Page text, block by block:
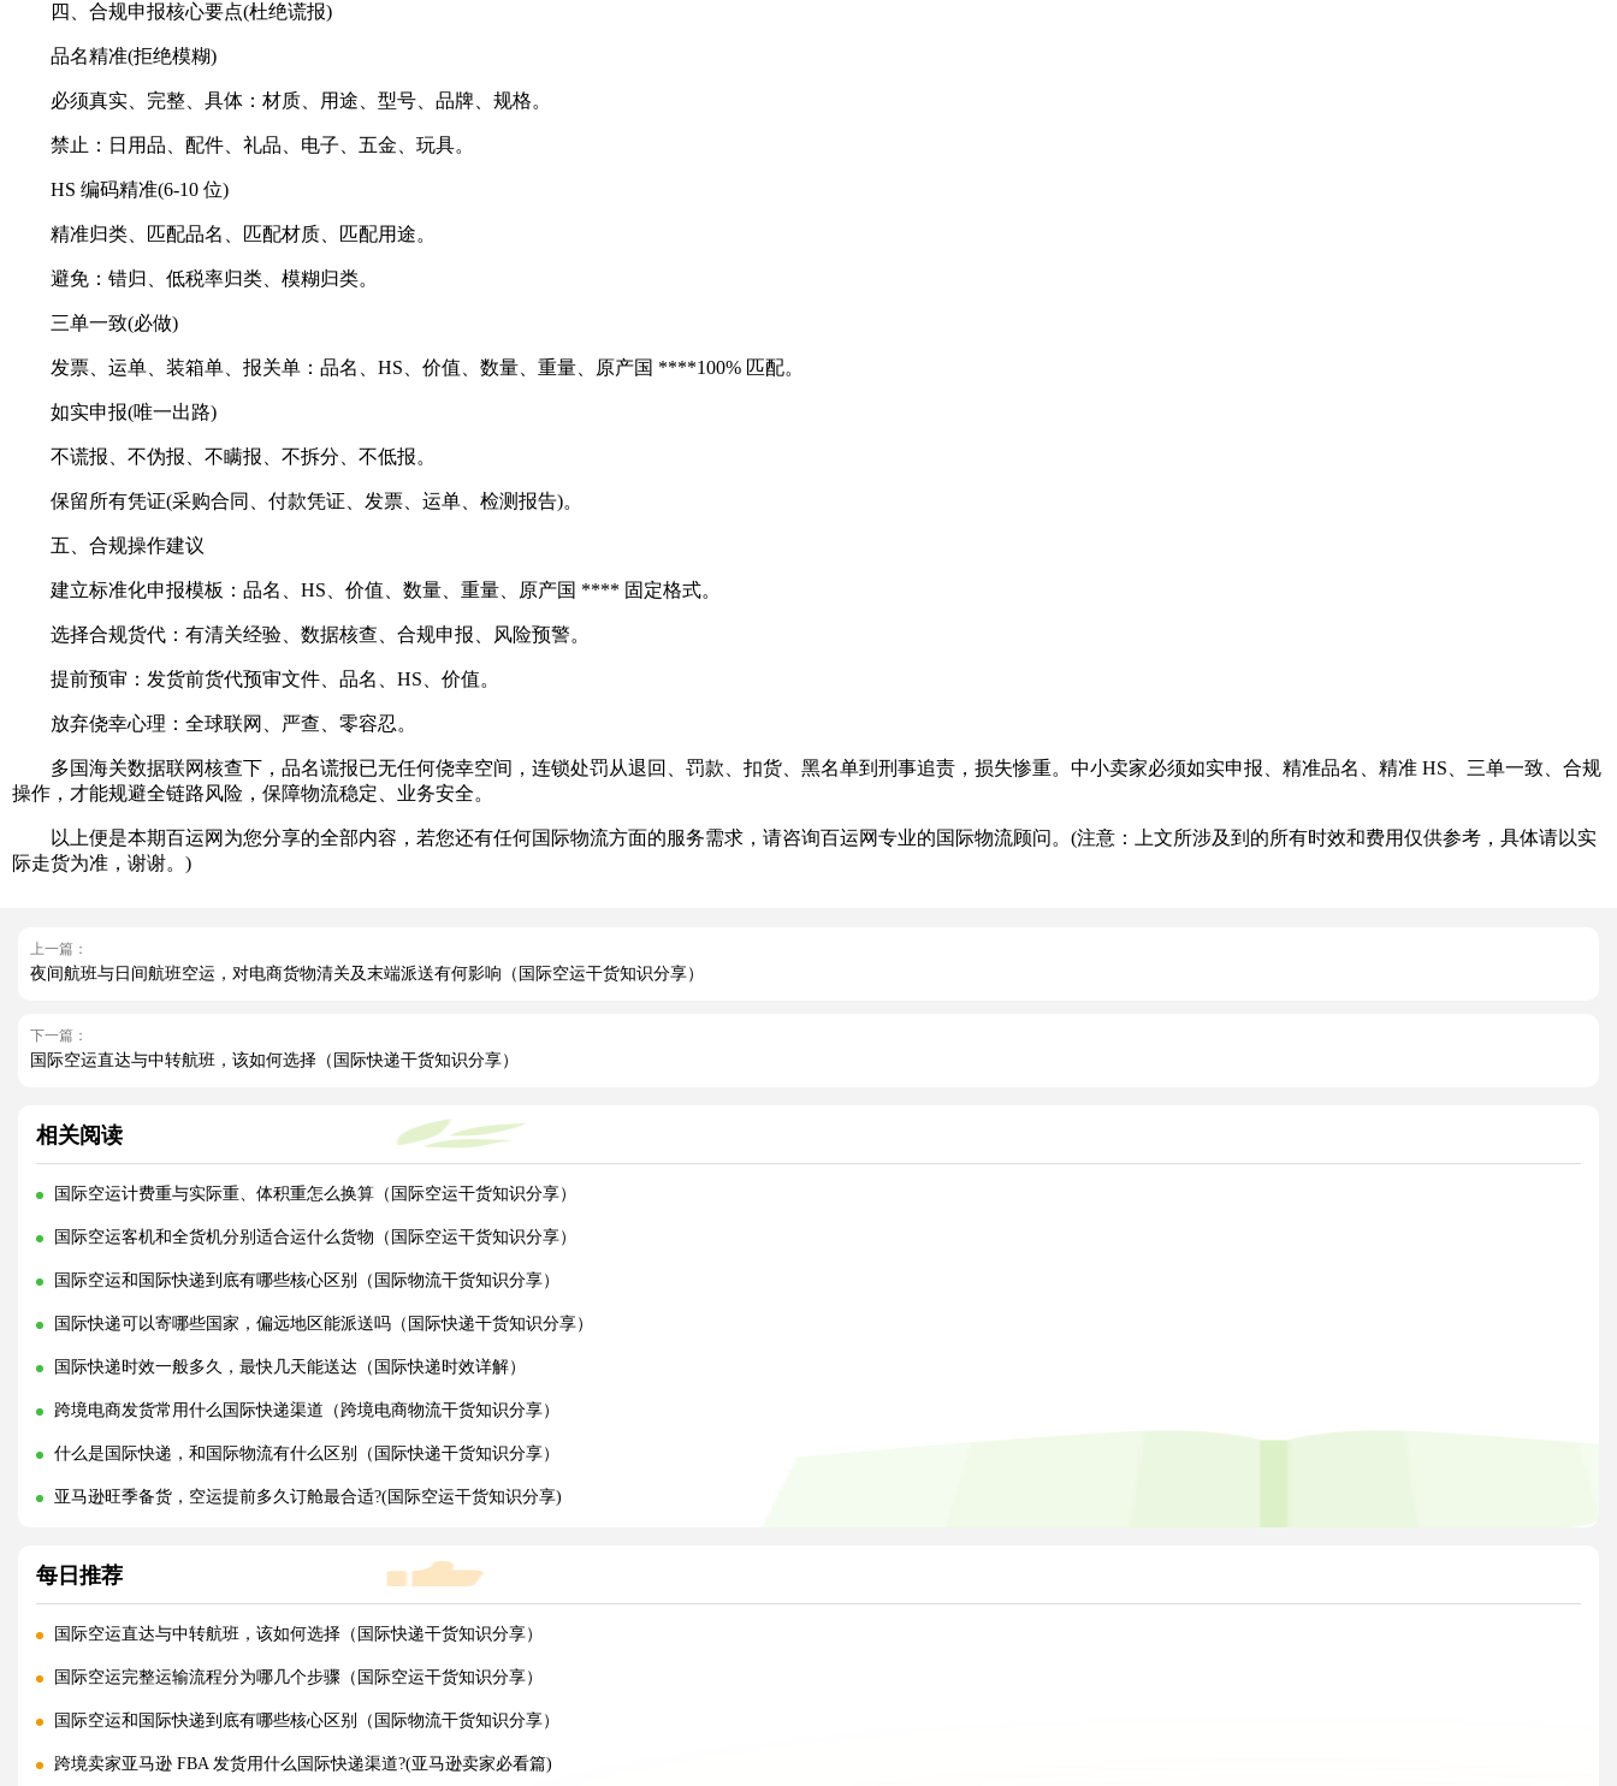
四、合规申报核心要点(杜绝谎报)
品名精准(拒绝模糊)
必须真实、完整、具体：材质、用途、型号、品牌、规格。
禁止：日用品、配件、礼品、电子、五金、玩具。
HS 编码精准(6-10 位)
精准归类、匹配品名、匹配材质、匹配用途。
避免：错归、低税率归类、模糊归类。
三单一致(必做)
发票、运单、装箱单、报关单：品名、HS、价值、数量、重量、原产国 ****100% 匹配。
如实申报(唯一出路)
不谎报、不伪报、不瞒报、不拆分、不低报。
保留所有凭证(采购合同、付款凭证、发票、运单、检测报告)。
五、合规操作建议
建立标准化申报模板：品名、HS、价值、数量、重量、原产国 **** 固定格式。
选择合规货代：有清关经验、数据核查、合规申报、风险预警。
提前预审：发货前货代预审文件、品名、HS、价值。
放弃侥幸心理：全球联网、严查、零容忍。
多国海关数据联网核查下，品名谎报已无任何侥幸空间，连锁处罚从退回、罚款、扣货、黑名单到刑事追责，损失惨重。中小卖家必须如实申报、精准品名、精准 HS、三单一致、合规
操作，才能规避全链路风险，保障物流稳定、业务安全。
以上便是本期百运网为您分享的全部内容，若您还有任何国际物流方面的服务需求，请咨询百运网专业的国际物流顾问。(注意：上文所涉及到的所有时效和费用仅供参考，具体请以实
际走货为准，谢谢。)
上一篇：
夜间航班与日间航班空运，对电商货物清关及末端派送有何影响（国际空运干货知识分享）
下一篇：
国际空运直达与中转航班，该如何选择（国际快递干货知识分享）
相关阅读
国际空运计费重与实际重、体积重怎么换算（国际空运干货知识分享）
国际空运客机和全货机分别适合运什么货物（国际空运干货知识分享）
国际空运和国际快递到底有哪些核心区别（国际物流干货知识分享）
国际快递可以寄哪些国家，偏远地区能派送吗（国际快递干货知识分享）
国际快递时效一般多久，最快几天能送达（国际快递时效详解）
跨境电商发货常用什么国际快递渠道（跨境电商物流干货知识分享）
什么是国际快递，和国际物流有什么区别（国际快递干货知识分享）
亚马逊旺季备货，空运提前多久订舱最合适?(国际空运干货知识分享)
每日推荐
国际空运直达与中转航班，该如何选择（国际快递干货知识分享）
国际空运完整运输流程分为哪几个步骤（国际空运干货知识分享）
国际空运和国际快递到底有哪些核心区别（国际物流干货知识分享）
跨境卖家亚马逊 FBA 发货用什么国际快递渠道?(亚马逊卖家必看篇)